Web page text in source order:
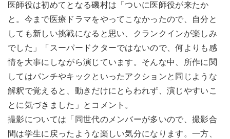
医師役は初めてとなる磯村は「ついに医師役が来たか
と。今まで医療ドラマをやってこなかったので、自分と
しても新しい挑戦になると思い、クランクインが楽しみ
でした」「スーパードクターではないので、何よりも感
情を大事にしながら演じています。そんな中、所作に関
してはパンチやキックといったアクションと同じような
解釈で覚えると、動きだけにとらわれず、演じやすいこ
とに気づきました」とコメント。
撮影については「同世代のメンバーが多いので、撮影合
間は学生に戻ったような楽しい気分になります。一方、